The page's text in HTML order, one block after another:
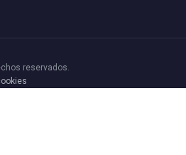
reservados.